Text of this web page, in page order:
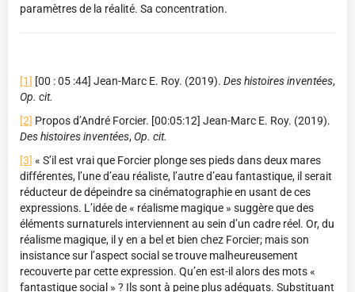
paramètres de la réalité. Sa concentration.
[1] [00 : 05 :44] Jean-Marc E. Roy. (2019). Des histoires inventées,
Op. cit.
[2] Propos d’André Forcier. [00:05:12] Jean-Marc E. Roy. (2019).
Des histoires inventées,Op. cit.
[3] « S’il est vrai que Forcier plonge ses pieds dans deux mares
différentes, l’une d’eau réaliste, l’autre d’eau fantastique, il serait
réducteur de dépeindre sa cinématographie en usant de ces
expressions. L’idée de « réalisme magique » suggère que des
éléments surnaturels interviennent au sein d’un cadre réel. Or, du
réalisme magique, il y en a bel et bien chez Forcier; mais son
insistance sur l’aspect social se trouve malheureusement
recouverte par cette expression. Qu’en est-il alors des mots «
fantastique social » ? Ils sont à peine plus adéquats. Substituant